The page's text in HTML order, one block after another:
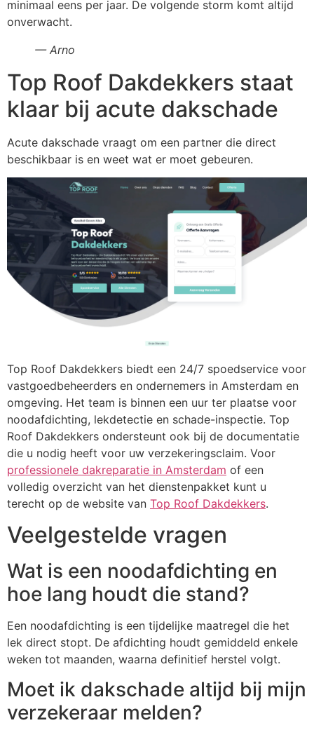
minimaal eens per jaar. De volgende storm komt altijd
onverwacht.
— Arno
Top Roof Dakdekkers staat
klaar bij acute dakschade
Acute dakschade vraagt om een partner die direct
beschikbaar is en weet wat er moet gebeuren.
Top Roof Dakdekkers biedt een 24/7 spoedservice voor
vastgoedbeheerders en ondernemers in Amsterdam en
omgeving. Het team is binnen een uur ter plaatse voor
noodafdichting, lekdetectie en schade-inspectie. Top
Roof Dakdekkers ondersteunt ook bij de documentatie
die u nodig heeft voor uw verzekeringsclaim. Voor
professionele dakreparatie in Amsterdam of een
volledig overzicht van het dienstenpakket kunt u
terecht op de website van Top Roof Dakdekkers.
Veelgestelde vragen
Wat is een noodafdichting en
hoe lang houdt die stand?
Een noodafdichting is een tijdelijke maatregel die het
lek direct stopt. De afdichting houdt gemiddeld enkele
weken tot maanden, waarna definitief herstel volgt.
Moet ik dakschade altijd bij mijn
verzekeraar melden?